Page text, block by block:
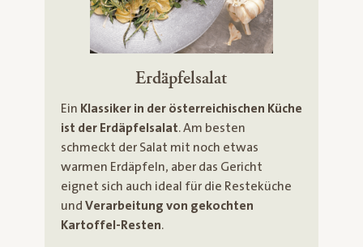
Erdäpfelsalat
Ein Klassiker in der österreichischen Küche
ist der Erdäpfelsalat. Am besten
schmeckt der Salat mit noch etwas
warmen Erdäpfeln, aber das Gericht
eignet sich auch ideal für die Resteküche
und Verarbeitung von gekochten
Kartoffel-Resten.